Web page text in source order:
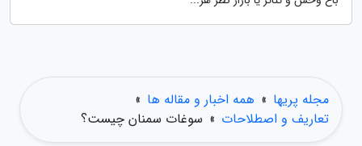
مجله پریها » همه اخبار و مقاله ها »
تعاریف و اصطلاحات » سوغات سمنان چیست؟